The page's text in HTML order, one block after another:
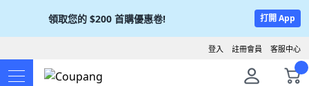
領取您的 $200 首購優惠卷! 打開 App
客服中心
註冊會員
登入